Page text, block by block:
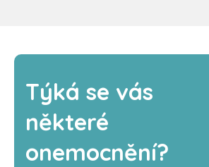
Týká se vás
některé
onemocnění?